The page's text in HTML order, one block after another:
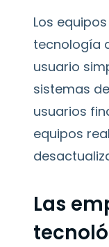
Los
tecnología
usuario
sistemas
usuarios
equipos
Las